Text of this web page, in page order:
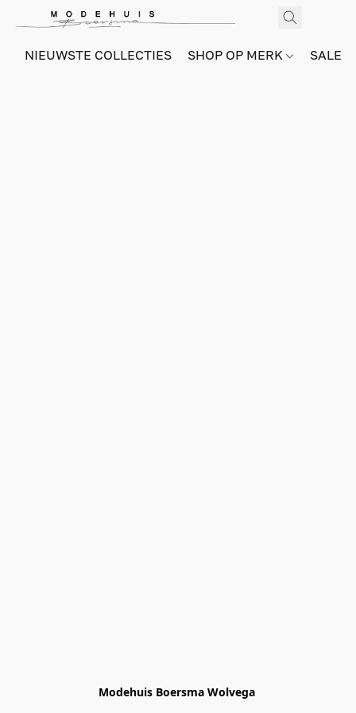
NIEUWSTE COLLECTIES SHOP OP MERK SALE
Modehuis Boersma Wolvega